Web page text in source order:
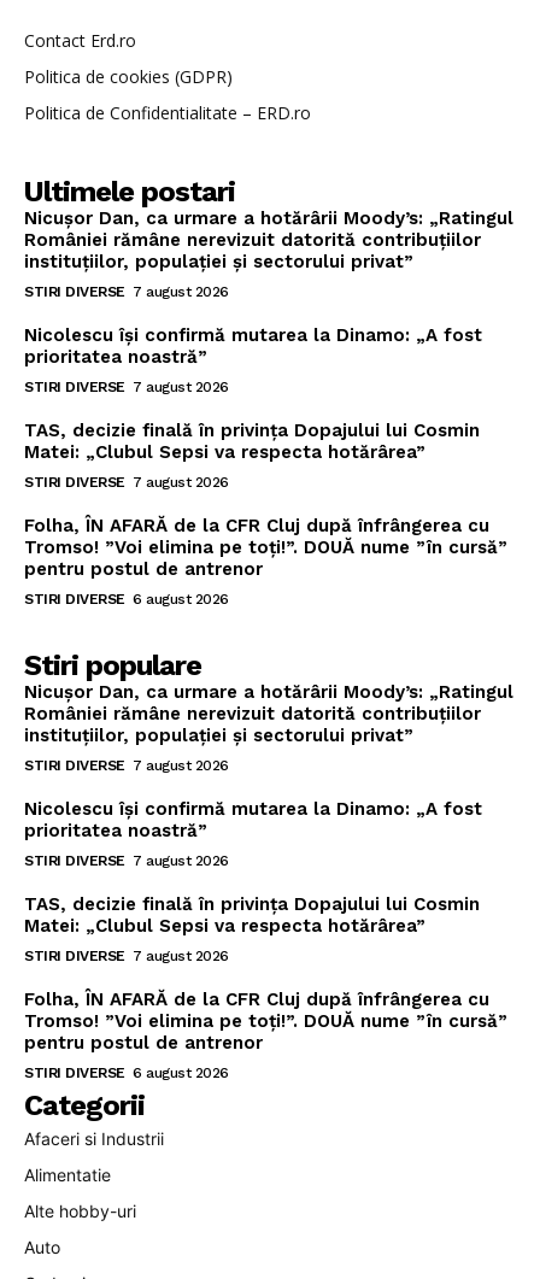
Contact Erd.ro
Politica de cookies (GDPR)
Politica de Confidentialitate – ERD.ro
Ultimele postari
Nicușor Dan, ca urmare a hotărârii Moody’s: „Ratingul
României rămâne nerevizuit datorită contribuțiilor
instituțiilor, populației și sectorului privat”
STIRI DIVERSE 7 august 2026
Nicolescu își confirmă mutarea la Dinamo: „A fost
prioritatea noastră”
STIRI DIVERSE 7 august 2026
TAS, decizie finală în privința Dopajului lui Cosmin
Matei: „Clubul Sepsi va respecta hotărârea”
STIRI DIVERSE 7 august 2026
Folha, ÎN AFARĂ de la CFR Cluj după înfrângerea cu
Tromso! ”Voi elimina pe toți!”. DOUĂ nume ”în cursă”
pentru postul de antrenor
STIRI DIVERSE 6 august 2026
Stiri populare
Nicușor Dan, ca urmare a hotărârii Moody’s: „Ratingul
României rămâne nerevizuit datorită contribuțiilor
instituțiilor, populației și sectorului privat”
STIRI DIVERSE 7 august 2026
Nicolescu își confirmă mutarea la Dinamo: „A fost
prioritatea noastră”
STIRI DIVERSE 7 august 2026
TAS, decizie finală în privința Dopajului lui Cosmin
Matei: „Clubul Sepsi va respecta hotărârea”
STIRI DIVERSE 7 august 2026
Folha, ÎN AFARĂ de la CFR Cluj după înfrângerea cu
Tromso! ”Voi elimina pe toți!”. DOUĂ nume ”în cursă”
pentru postul de antrenor
STIRI DIVERSE 6 august 2026
Categorii
Afaceri si Industrii
Alimentatie
Alte hobby-uri
Auto